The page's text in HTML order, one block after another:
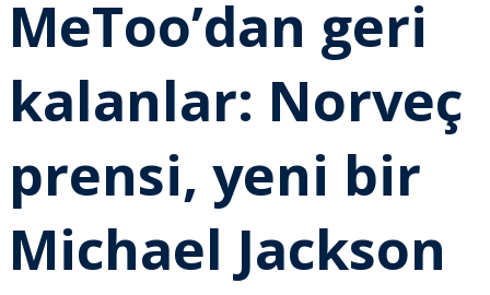
MeToo’dan geri
kalanlar: Norveç
prensi, yeni bir
Michael Jackson